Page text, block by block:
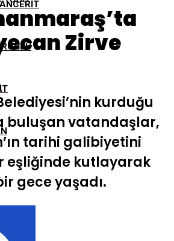
Zirve
kurduğu
buluşan vatandaşlar,
tarihi galibiyetini
eşliğinde kutlayarak
gece yaşadı.